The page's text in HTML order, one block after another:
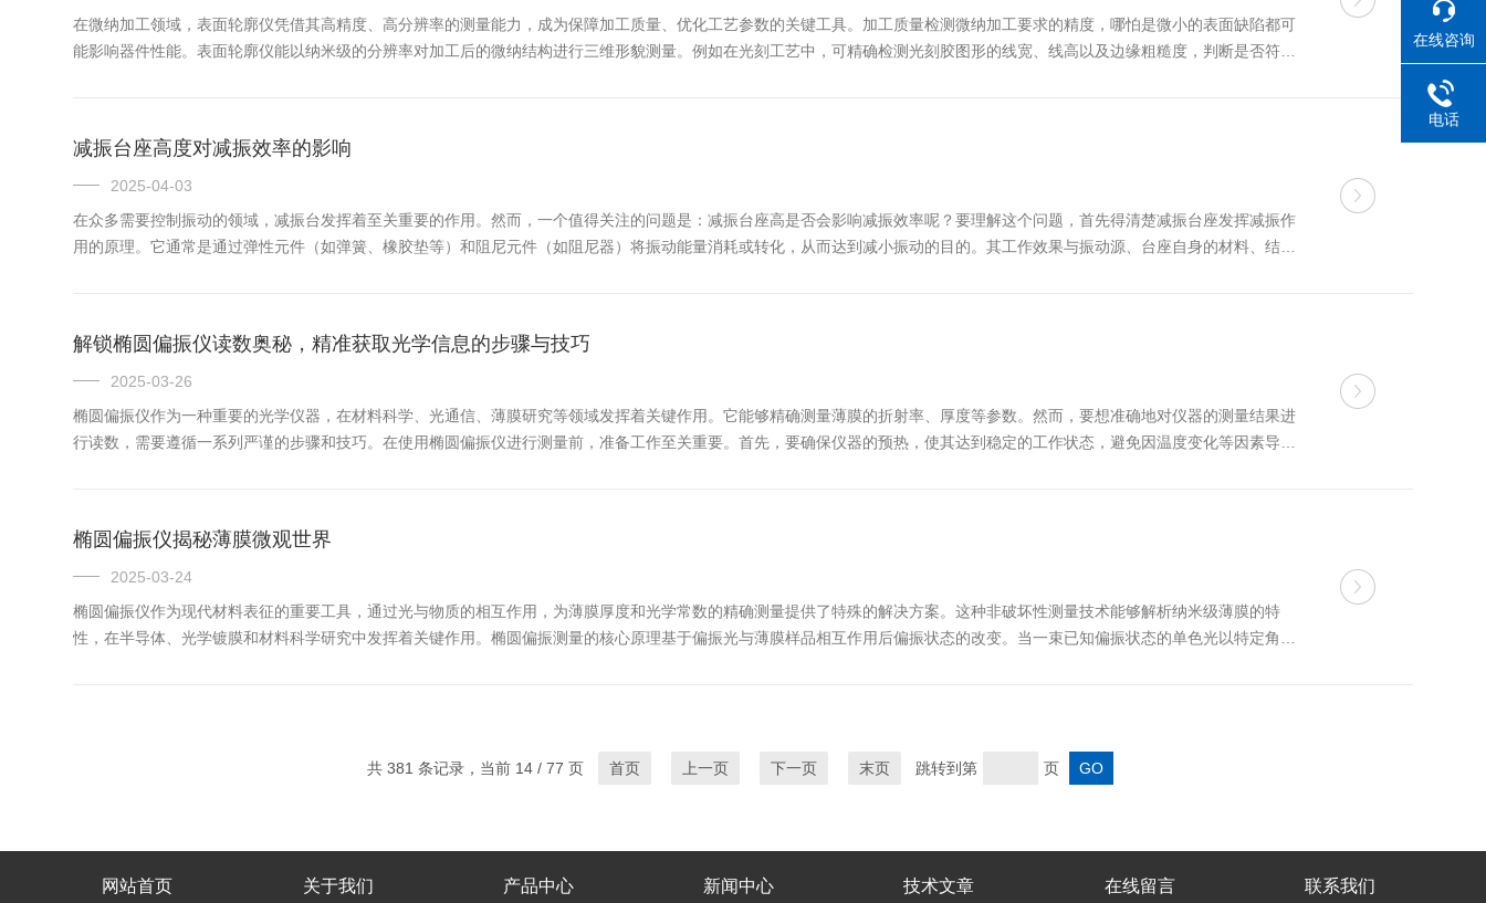
在微纳加工领域，表面轮廓仪凭借其高精度、高分辨率的测量能力，成为保障加工质量、优化工艺参数的关键工具。加工质量检测微纳加工要求的精度，哪怕是微小的表面缺陷都可
能影响器件性能。表面轮廓仪能以纳米级的分辨率对加工后的微纳结构进行三维形貌测量。例如在光刻工艺中，可精确检测光刻胶图形的线宽、线高以及边缘粗糙度，判断是否符合
减振台座高度对减振效率的影响
2025-04-03
在众多需要控制振动的领域，减振台发挥着至关重要的作用。然而，一个值得关注的问题是：减振台座高是否会影响减振效率呢？要理解这个问题，首先得清楚减振台座发挥减振作
用的原理。它通常是通过弹性元件（如弹簧、橡胶垫等）和阻尼元件（如阻尼器）将振动能量消耗或转化，从而达到减小振动的目的。其工作效果与振动源、台座自身的材料、结构
解锁椭圆偏振仪读数奥秘，精准获取光学信息的步骤与技巧
2025-03-26
椭圆偏振仪作为一种重要的光学仪器，在材料科学、光通信、薄膜研究等领域发挥着关键作用。它能够精确测量薄膜的折射率、厚度等参数。然而，要想准确地对仪器的测量结果进
行读数，需要遵循一系列严谨的步骤和技巧。在使用椭圆偏振仪进行测量前，准备工作至关重要。首先，要确保仪器的预热，使其达到稳定的工作状态，避免因温度变化等因素导致
椭圆偏振仪揭秘薄膜微观世界
2025-03-24
椭圆偏振仪作为现代材料表征的重要工具，通过光与物质的相互作用，为薄膜厚度和光学常数的精确测量提供了特殊的解决方案。这种非破坏性测量技术能够解析纳米级薄膜的特
性，在半导体、光学镀膜和材料科学研究中发挥着关键作用。椭圆偏振测量的核心原理基于偏振光与薄膜样品相互作用后偏振状态的改变。当一束已知偏振状态的单色光以特定角度
共 381 条记录，当前 14 / 77 页 首页 上一页 下一页 末页 跳转到第 页
网站首页 关于我们 产品中心 新闻中心 技术文章 在线留言 联系我们
在线咨询
电话